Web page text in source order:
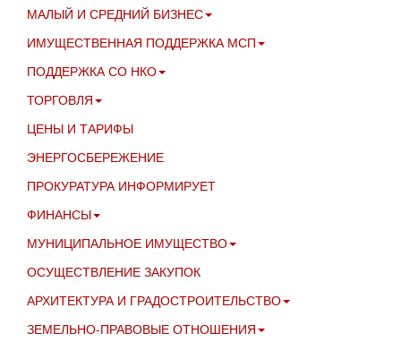
МАЛЫЙ И СРЕДНИЙ БИЗНЕС
ИМУЩЕСТВЕННАЯ ПОДДЕРЖКА МСП
ПОДДЕРЖКА СО НКО
ТОРГОВЛЯ
ЦЕНЫ И ТАРИФЫ
ЭНЕРГОСБЕРЕЖЕНИЕ
ПРОКУРАТУРА ИНФОРМИРУЕТ
ФИНАНСЫ
МУНИЦИПАЛЬНОЕ ИМУЩЕСТВО
ОСУЩЕСТВЛЕНИЕ ЗАКУПОК
АРХИТЕКТУРА И ГРАДОСТРОИТЕЛЬСТВО
ЗЕМЕЛЬНО-ПРАВОВЫЕ ОТНОШЕНИЯ